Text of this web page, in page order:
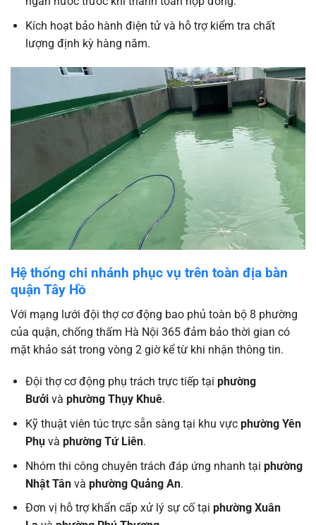
Kích hoạt bảo hành điện tử và hỗ trợ kiểm tra chất
lượng định kỳ hàng năm.
Hệ thống chi nhánh phục vụ trên toàn địa bàn
quận Tây Hồ
Với mạng lưới đội thợ cơ động bao phủ toàn bộ 8 phường
của quận, chống thấm Hà Nội 365 đảm bảo thời gian có
mặt khảo sát trong vòng 2 giờ kể từ khi nhận thông tin.
Đội thợ cơ động phụ trách trực tiếp tại phường
Bưởivà phường Thụy Khuê.
Kỹ thuật viên túc trực sẵn sàng tại khu vực phường Yên
Phụvà phường Tứ Liên.
Nhóm thi công chuyên trách đáp ứng nhanh tại phường
Nhật Tânvà phường Quảng An.
Đơn vị hỗ trợ khẩn cấp xử lý sự cố tại phường Xuân